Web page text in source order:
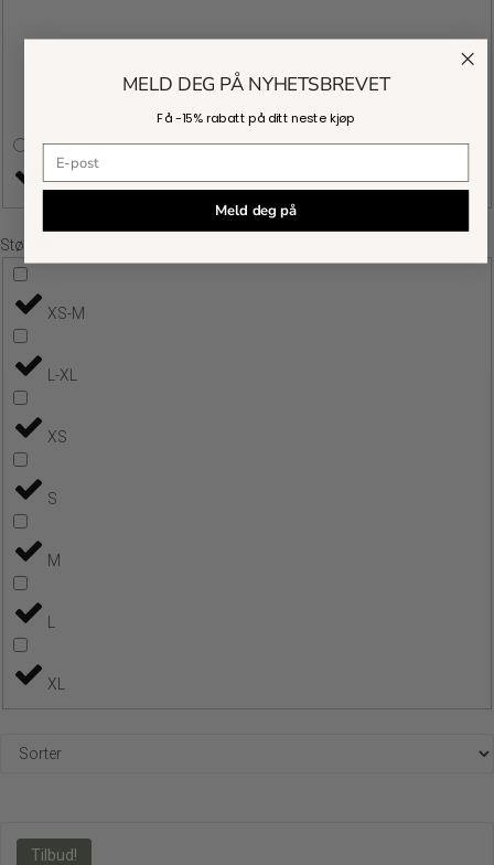
Lin
Størrelser
XS-M
L-XL
XS
S
M
L
XL
Tilbud!
MELD DEG PÅ NYHETSBREVET
Få -15% rabattpå ditt neste kjøp
Meld deg på